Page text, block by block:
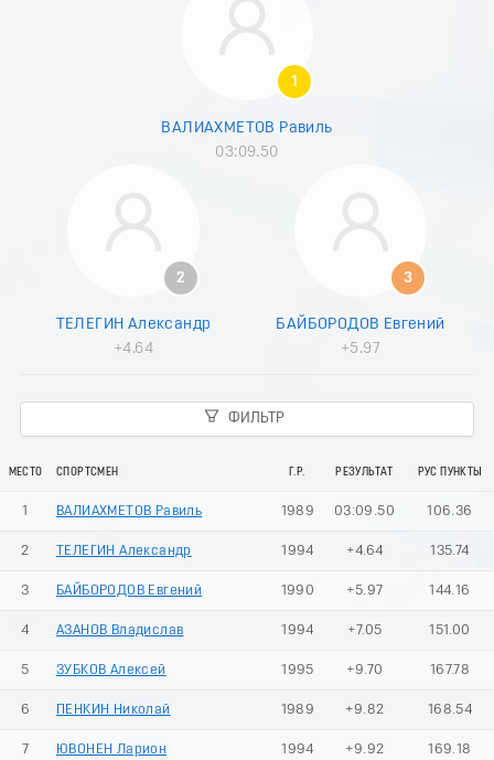
5
8
1
ВАЛИАХМЕТОВ Равиль
03:09.50
2
ТЕЛЕГИН Александр
+4.64
3
БАЙБОРОДОВ Евгений
+5.97
ФИЛЬТР
МЕСТО СПОРТСМЕН Г.Р. РЕЗУЛЬТАТ РУС ПУНКТЫ
1 ВАЛИАХМЕТОВ Равиль 1989 03:09.50 106.36
2 ТЕЛЕГИН Александр 1994 +4.64 135.74
3 БАЙБОРОДОВ Евгений 1990 +5.97 144.16
4 АЗАНОВ Владислав 1994 +7.05 151.00
5 ЗУБКОВ Алексей 1995 +9.70 167.78
6 ПЕНКИН Николай 1989 +9.82 168.54
7 ЮВОНЕН Ларион 1994 +9.92 169.18